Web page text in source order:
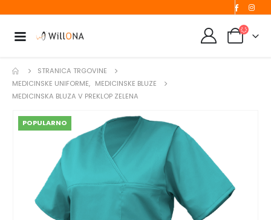
STRANICA TRGOVINE
MEDICINSKE UNIFORME, MEDICINSKE BLUZE
MEDICINSKA BLUZA V PREKLOP ZELENA
POPULARNO